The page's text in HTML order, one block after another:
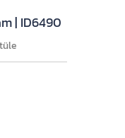
| ID6490